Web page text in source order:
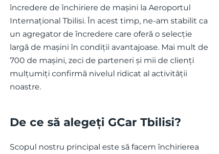
încredere de închiriere de mașini la Aeroportul
Internațional Tbilisi. În acest timp, ne-am stabilit ca
un agregator de încredere care oferă o selecție
largă de mașini în condiții avantajoase. Mai mult de
700 de mașini, zeci de parteneri și mii de clienți
mulțumiți confirmă nivelul ridicat al activității
noastre.
De ce să alegeți GCar Tbilisi?
Scopul nostru principal este să facem închirierea